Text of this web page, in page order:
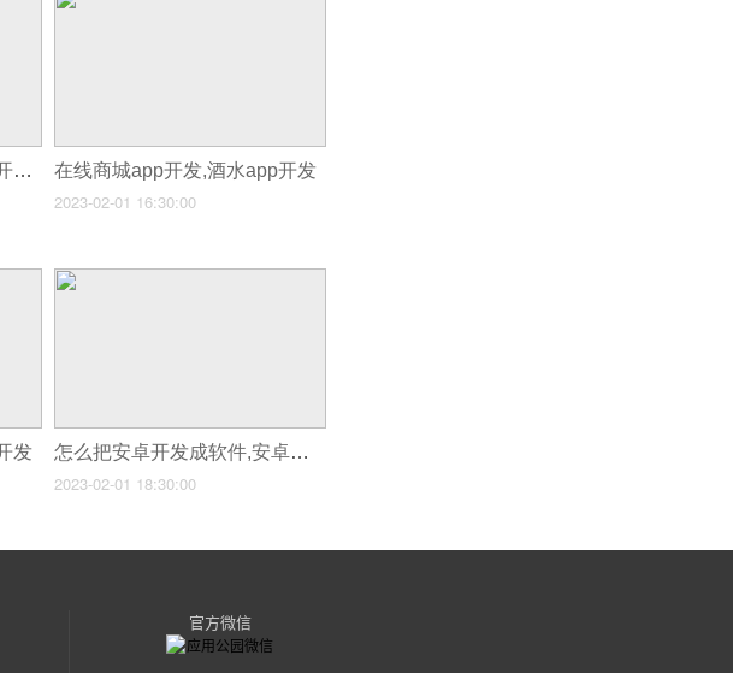
在线快速开发app,跑腿app开发分析 在线商城app开发,酒水app开发
2023-02-01 16:30:00
发 怎么把安卓开发成软件,安卓编译软件
2023-02-01 18:30:00
官方微信